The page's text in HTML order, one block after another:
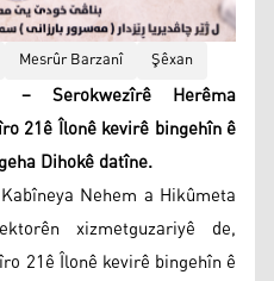
Mesrûr Barzanî Şêxan
– Serokwezîrê Herêma
21ê Îlonê kevirê bingehîn ê
Dihokê datîne.
Nehem a Hikûmeta
xizmetguzariyê de,
21ê Îlonê kevirê bingehîn ê